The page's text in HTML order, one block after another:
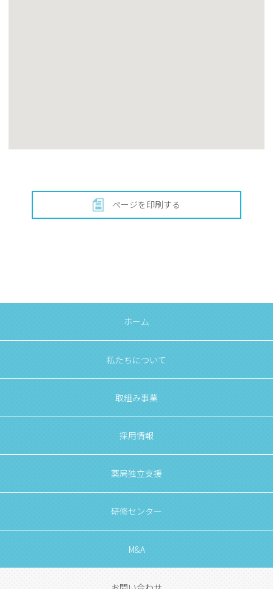
ページを印刷する
ホーム
私たちについて
取組み事業
採用情報
薬局独立支援
研修センター
M&A